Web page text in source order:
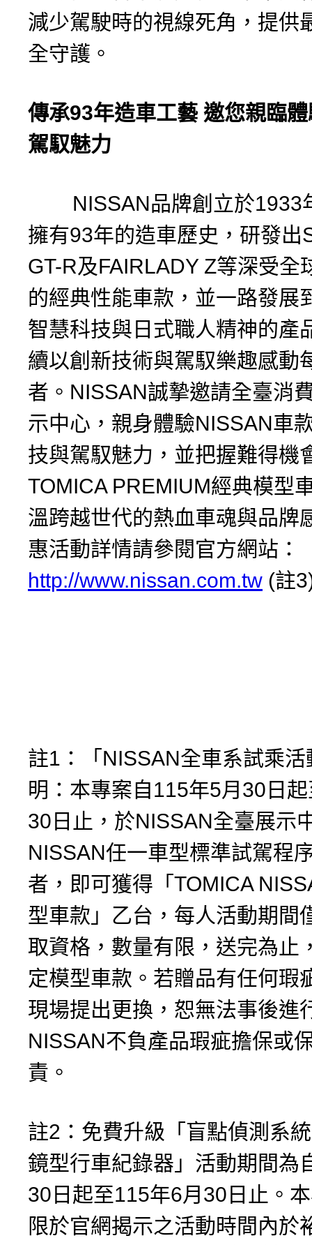
減少駕駛時的視線死角，提供
全守護。
傳承93年造車工藝 邀您親臨
駕馭魅力
NISSAN品牌創立於1933
擁有93年的造車歷史，研發出
GT-R及FAIRLADY Z等深受全
的經典性能車款，並一路發展
智慧科技與日式職人精神的產
續以創新技術與駕馭樂趣感動
者。NISSAN誠摯邀請全臺消
示中心，親身體驗NISSAN車
技與駕馭魅力，並把握難得機
TOMICA PREMIUM經典模型
溫跨越世代的熱血車魂與品牌
惠活動詳情請參閱官方網站：
http://www.nissan.com.tw (註
註1：「NISSAN全車系試乘
明：本專案自115年5月30日
30日止，於NISSAN全臺展示
NISSAN任一車型標準試駕程
者，即可獲得「TOMICA
型車款」乙台，每人活動期間
取資格，數量有限，送完為止
定模型車款。若贈品有任何瑕
現場提出更換，恕無法事後進
NISSAN不負產品瑕疵擔保或
責。
註2：免費升級「盲點偵測系
鏡型行車紀錄器」活動期間為
30日起至115年6月30日止。
限於官網揭示之活動時間內於